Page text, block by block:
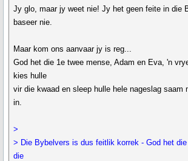
Jy glo, maar jy weet nie! Jy het geen feite in die
baseer nie.
Maar kom ons aanvaar jy is reg...
God het die 1e twee mense, Adam en Eva, 'n
kies hulle
vir die kwaad en sleep hulle hele nageslag saam
in.
>
> Die Bybelvers is dus feitlik korrek - God het
die